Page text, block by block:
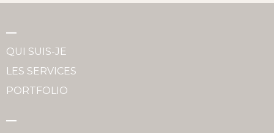
QUI SUIS-JE
LES SERVICES
PORTFOLIO